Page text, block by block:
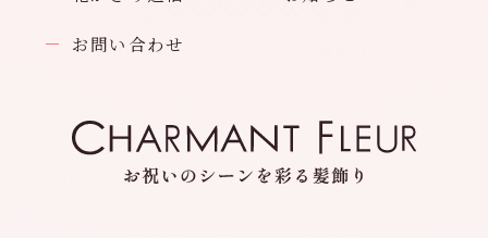
お問い合わせ